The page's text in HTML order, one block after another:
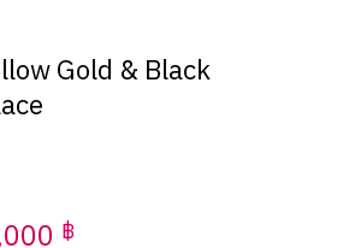
Gold & Black
฿Current